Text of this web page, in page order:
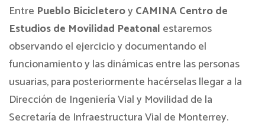
Entre Pueblo Bicicleteroy CAMINA Centro de
Estudios de Movilidad Peatonal estaremos
observando el ejercicio y documentando el
funcionamiento y las dinámicas entre las personas
usuarias, para posteriormente hacérselas llegar a la
Dirección de Ingeniería Vial y Movilidad de la
Secretaría de Infraestructura Vial de Monterrey.